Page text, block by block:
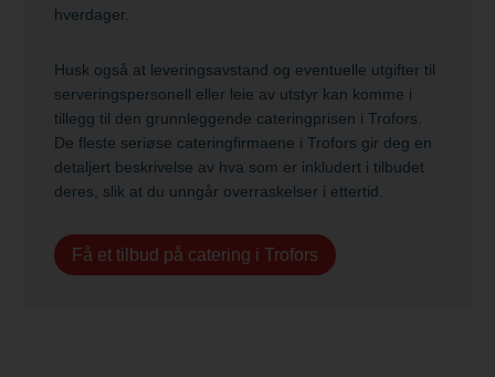
hverdager.
Husk også at leveringsavstand og eventuelle utgifter til
serveringspersonell eller leie av utstyr kan komme i
tillegg til den grunnleggende cateringprisen i Trofors.
De fleste seriøse cateringfirmaene i Trofors gir deg en
detaljert beskrivelse av hva som er inkludert i tilbudet
deres, slik at du unngår overraskelser i ettertid.
Få et tilbud på catering i Trofors